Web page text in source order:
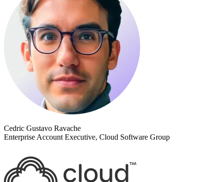
Cedric Gustavo Ravache
Enterprise Account Executive, Cloud Software Group